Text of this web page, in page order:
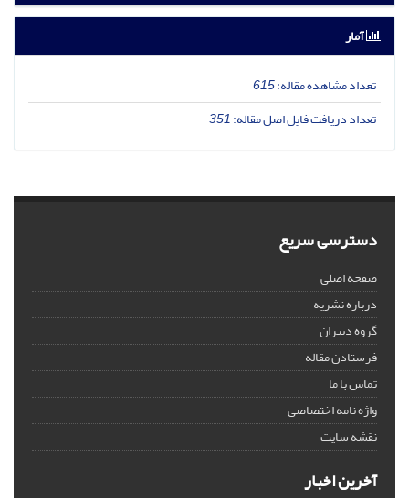
آمار
تعداد مشاهده مقاله:615
تعداد دریافت فایل اصل مقاله:351
دسترسی سریع
صفحه اصلی
درباره نشریه
گروه دبیران
فرستادن مقاله
تماس با ما
واژه نامه اختصاصی
نقشه سایت
آخرین اخبار